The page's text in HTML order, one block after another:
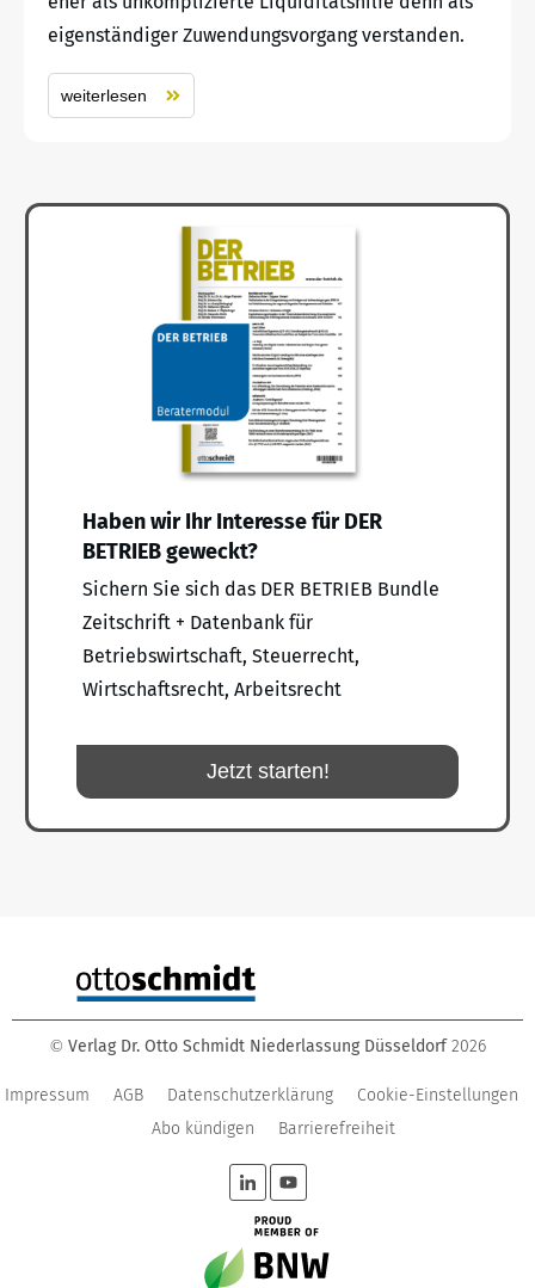
eigenständiger Zuwendungsvorgang verstanden.
weiterlesen
Haben wir Ihr Interesse für DER
BETRIEB geweckt?
Sichern Sie sich das DER BETRIEB Bundle
Zeitschrift + Datenbank für
Betriebswirtschaft, Steuerrecht,
Wirtschaftsrecht, Arbeitsrecht
Jetzt starten!
© Verlag Dr. Otto Schmidt Niederlassung Düsseldorf 2026
Impressum AGB Datenschutzerklärung
Cookie-Einstellungen
Abo kündigen
Barrierefreiheit